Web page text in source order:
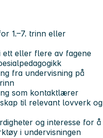
1.–7. trinn eller
ett eller flere av fagene
fra undervisning på
som kontaktlærer
til relevant lovverk og
og interesse for å
i undervisningen